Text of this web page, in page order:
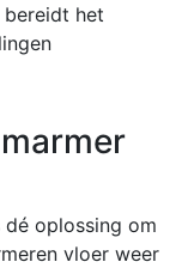
het
oplossing om
vloer weer